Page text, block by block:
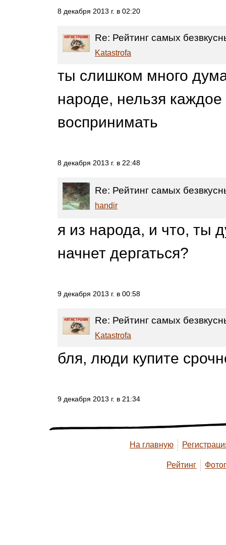
8 декабря 2013 г. в 02:20
Re: Рейтинг самых
Katastrofa
ты слишком много
народе, нельзя
воспринимать
8 декабря 2013 г. в 22:48
Re: Рейтинг самых
handir
я из народа, и что, ты
начнет дергаться?
9 декабря 2013 г. в 00:58
Re: Рейтинг самых
Katastrofa
бля, люди купите
9 декабря 2013 г. в 21:34
На главную
Рейтинг